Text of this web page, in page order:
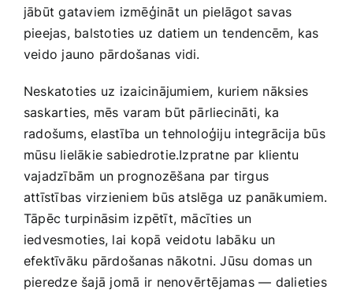
jābūt gataviem izmēģināt un⁢ pielāgot savas
pieejas, balstoties uz datiem un⁢ tendencēm, kas⁢
veido jauno pārdošanas vidi.
Neskatoties⁣ uz izaicinājumiem, ​kuriem nāksies
saskarties, mēs varam ‌būt pārliecināti, ka
radošums, elastība‍ un tehnoloģiju integrācija būs
mūsu lielākie sabiedrotie.Izpratne ⁤par klientu
vajadzībām un prognozēšana ⁢par tirgus
attīstības virzieniem būs ⁤atslēga⁣ uz panākumiem.
Tāpēc ‍turpināsim ‌izpētīt, ​mācīties ⁣un ​
iedvesmoties, lai⁢ kopā veidotu labāku ⁤un
efektīvāku pārdošanas nākotni. Jūsu domas ‍un
pieredze šajā‌ jomā ⁤ir ‌nenovērtējamas — dalieties